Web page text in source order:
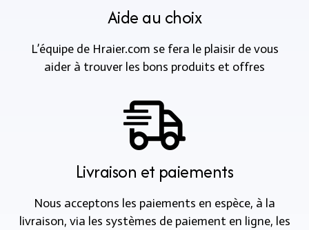
Aide au choix
L’équipe de Hraier.com se fera le plaisir de vous
aider à trouver les bons produits et offres
Livraison et paiements
Nous acceptons les paiements en espèce, à la
livraison, via les systèmes de paiement en ligne, les